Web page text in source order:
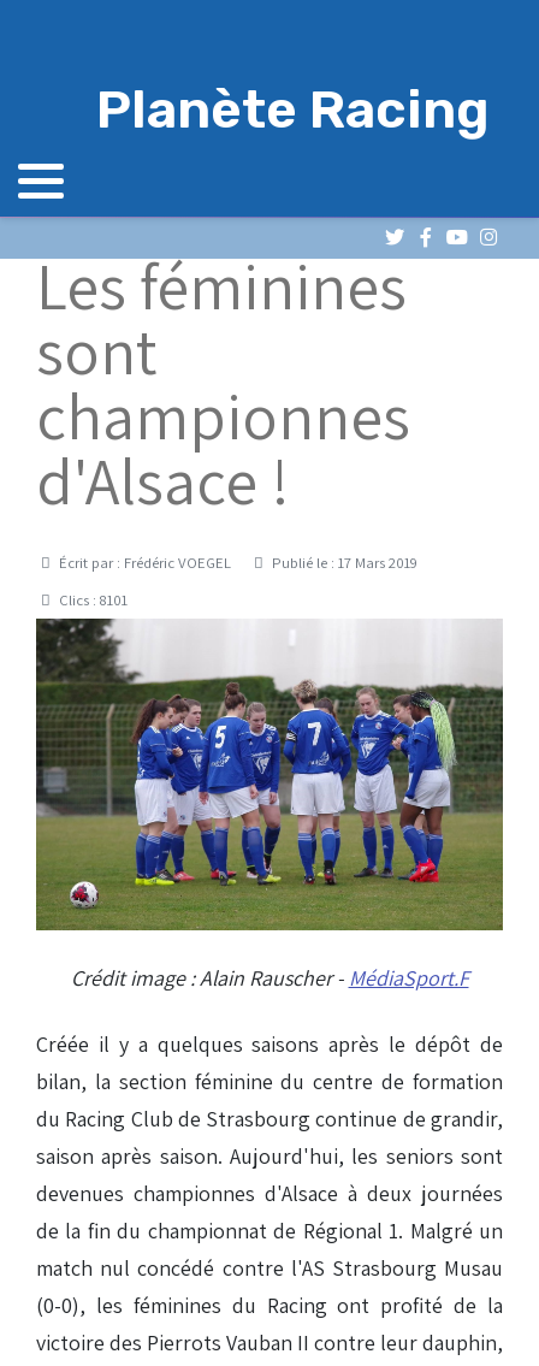
Planète Racing
Les féminines
sont
championnes
d'Alsace !
DétailsÉcrit par : Frédéric VOEGEL
Publié le : 17 Mars 2019
Clics : 8101
Crédit image : Alain Rauscher - MédiaSport.F
Créée il y a quelques saisons après le dépôt de
bilan, la section féminine du centre de formation
du Racing Club de Strasbourg continue de grandir,
saison après saison. Aujourd'hui, les seniors sont
devenues championnes d'Alsace à deux journées
de la fin du championnat de Régional 1. Malgré un
match nul concédé contre l'AS Strasbourg Musau
(0-0), les féminines du Racing ont profité de la
victoire des Pierrots Vauban II contre leur dauphin,